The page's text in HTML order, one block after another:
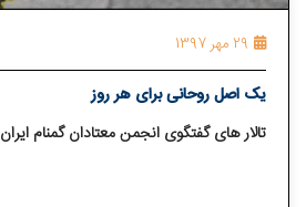
29 مهر 1397
یک اصل روحانی برای هر روز
تالار های گفتگوی انجمن معتادان گمنام ایران